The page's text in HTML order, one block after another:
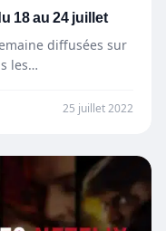
18 au 24 juillet
diffusées sur
les…
25 juillet 2022